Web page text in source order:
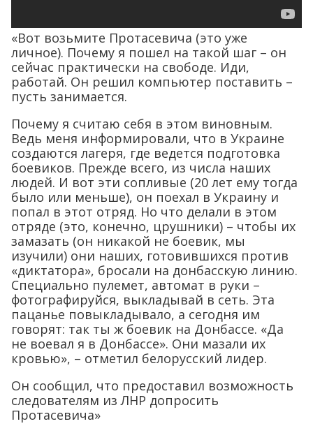
«Вот возьмите Протасевича (это уже
личное). Почему я пошел на такой шаг – он
сейчас практически на свободе. Иди,
работай. Он решил компьютер поставить –
пусть занимается.
Почему я считаю себя в этом виновным.
Ведь меня информировали, что в Украине
создаются лагеря, где ведется подготовка
боевиков. Прежде всего, из числа наших
людей. И вот эти сопливые (20 лет ему тогда
было или меньше), он поехал в Украину и
попал в этот отряд. Но что делали в этом
отряде (это, конечно, црушники) – чтобы их
замазать (он никакой не боевик, мы
изучили) они наших, готовившихся против
«диктатора», бросали на донбасскую линию.
Специально пулемет, автомат в руки –
фотографируйся, выкладывай в сеть. Эта
пацанье повыкладывало, а сегодня им
говорят: так ты ж боевик на Донбассе. «Да
не воевал я в Донбассе». Они мазали их
кровью», – отметил белорусский лидер.
Он сообщил, что предоставил возможность
следователям из ЛНР допросить
Протасевича»